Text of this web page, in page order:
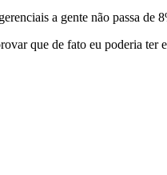
a gente não passa de
que de fato eu poderia ter